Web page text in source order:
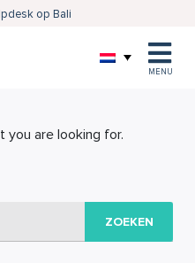
op Bali
Persoonlijke service
Al 10 jaar Bali specialistMENU
you are looking for.